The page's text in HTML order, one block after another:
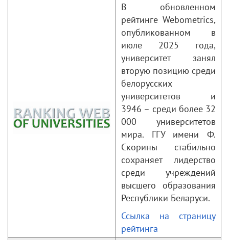
В обновленном
рейтинге Webometrics,
опубликованном в
июле 2025 года,
университет занял
вторую позицию среди
белорусских
университетов и
3946 – среди более 32
000 университетов
мира. ГГУ имени Ф.
Скорины стабильно
сохраняет лидерство
среди учреждений
высшего образования
Республики Беларуси.
Ссылка на страницу
рейтинга